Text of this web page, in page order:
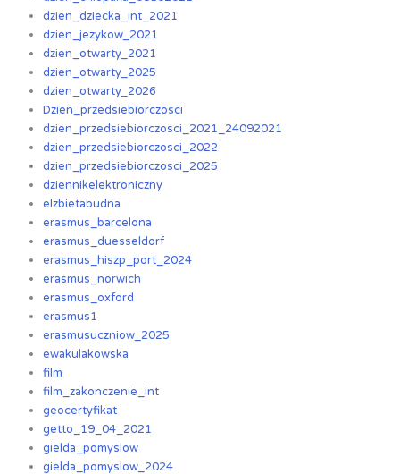
dzien_dziecka_int_2021
dzien_jezykow_2021
dzien_otwarty_2021
dzien_otwarty_2025
dzien_otwarty_2026
Dzien_przedsiebiorczosci
dzien_przedsiebiorczosci_2021_24092021
dzien_przedsiebiorczosci_2022
dzien_przedsiebiorczosci_2025
dziennikelektroniczny
elzbietabudna
erasmus_barcelona
erasmus_duesseldorf
erasmus_hiszp_port_2024
erasmus_norwich
erasmus_oxford
erasmus1
erasmusuczniow_2025
ewakulakowska
film
film_zakonczenie_int
geocertyfikat
getto_19_04_2021
gielda_pomyslow
gielda_pomyslow_2024